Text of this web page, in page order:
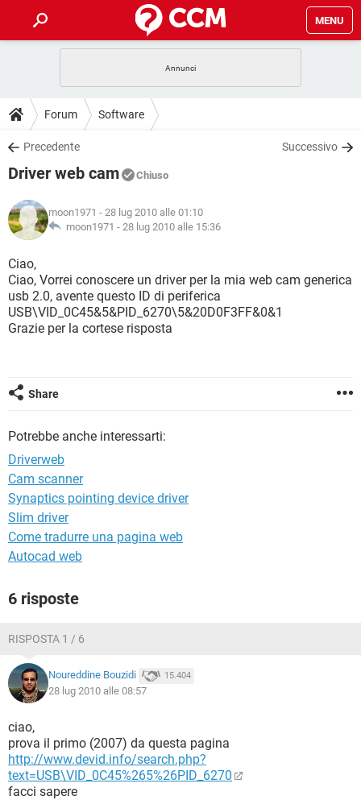
MENU
INTRATTENIMENTO
iOS
INSTAGRAM
TIKTOK
HARDWARE
GUIDE
COVID-19
INSTAGRAM WHATSAPP
TIKTOK
HARDWARE
DOWNLOAD
COVID-19
INTRATTENIMENTO
iOS WINDOWS 10
INSTAGRAM
TIKTOK FACEBOOK
HARDWARE
COVID-19 GAMING
INTRATTENIMENTO
iOS
INSTAGRAM WHATSAPP
TIKTOK
GLOSSARIO
COVID-19
INTRATTENIMENTO ANDROID
iOS WINDOWS 10
INSTAGRAM
HARDWARE
Forum Software
Precedente Successivo
Driver web cam Chiuso
moon1971 - 28 lug 2010 alle 01:10
moon1971 - 28 lug 2010 alle 15:36
Ciao,
Ciao, Vorrei conoscere un driver per la mia web cam generica
usb 2.0, avente questo ID di periferica
USB\VID_0C45&5&PID_6270\5&20D0F3FF&0&1
Grazie per la cortese risposta
Share
Potrebbe anche interessarti:
Driverweb
Cam scanner
Synaptics pointing device driver
Slim driver
Come tradurre una pagina web
Autocad web
6 risposte
RISPOSTA 1 / 6
Noureddine Bouzidi 15.404
28 lug 2010 alle 08:57
ciao,
prova il primo (2007) da questa pagina
http://www.devid.info/search.php?
text=USB\VID_0C45%265%26PID_6270
facci sapere